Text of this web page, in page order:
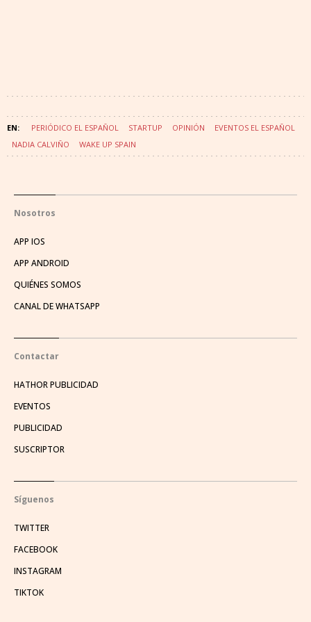
PERIÓDICO EL ESPAÑOL STARTUP OPINIÓN
EVENTOS EL ESPAÑOL
NADIA CALVIÑO
WAKE UP SPAIN
Nosotros
APP IOS
APP ANDROID
QUIÉNES SOMOS
CANAL DE WHATSAPP
Contactar
HATHOR PUBLICIDAD
EVENTOS
PUBLICIDAD
SUSCRIPTOR
Síguenos
TWITTER
FACEBOOK
INSTAGRAM
TIKTOK